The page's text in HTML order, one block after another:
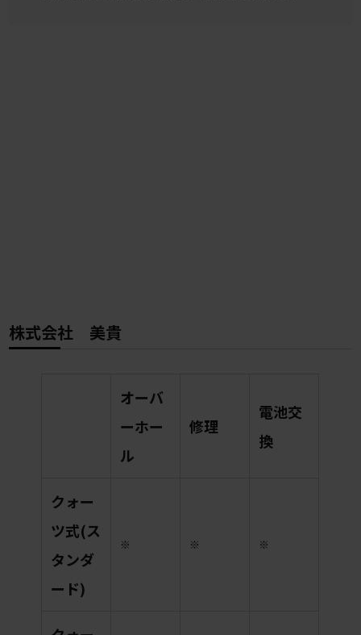
株式会社 美貴
オーバ
ーホー
ル
修理
電池交
換
クォー
ツ式(ス
タンダ
ード)
※ ※ ※